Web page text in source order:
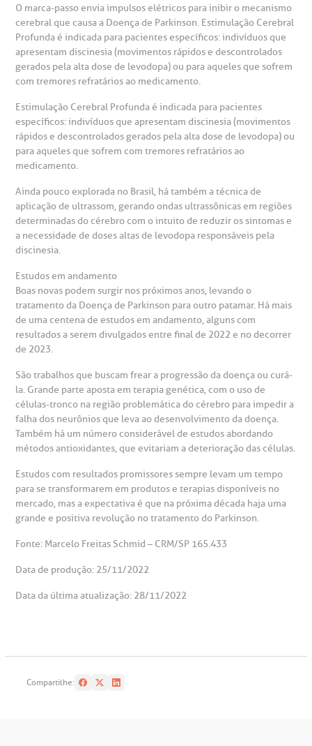
CEP: 01323-001 | Bela Vista
São Paulo - SP
Clínica Medicina da Mulher
Saiba mais
R. Colômbia, 332
CEP: 01438-000 | Jardim Paulista
São Paulo - SP
de Bioética
de Sangue
de órgãos
de cuidado
e perdidos
O marca-passo envia impulsos elétricos para inibir o mecanismo
cerebral que causa a Doença de Parkinson. Estimulação Cerebral
Profunda é indicada para pacientes específicos: indivíduos que
apresentam discinesia (movimentos rápidos e descontrolados
gerados pela alta dose de levodopa) ou para aqueles que sofrem
com tremores refratários ao medicamento.
Estimulação Cerebral Profunda é indicada para pacientes
específicos: indivíduos que apresentam discinesia (movimentos
rápidos e descontrolados gerados pela alta dose de levodopa) ou
para aqueles que sofrem com tremores refratários ao
medicamento.
Ainda pouco explorada no Brasil, há também a técnica de
aplicação de ultrassom, gerando ondas ultrassônicas em regiões
determinadas do cérebro com o intuito de reduzir os sintomas e
a necessidade de doses altas de levodopa responsáveis pela
discinesia.
Estudos em andamento
Boas novas podem surgir nos próximos anos, levando o
tratamento da Doença de Parkinson para outro patamar. Há mais
de uma centena de estudos em andamento, alguns com
resultados a serem divulgados entre final de 2022 e no decorrer
de 2023.
São trabalhos que buscam frear a progressão da doença ou curá-
la. Grande parte aposta em terapia genética, com o uso de
células-tronco na região problemática do cérebro para impedir a
falha dos neurônios que leva ao desenvolvimento da doença.
Também há um número considerável de estudos abordando
métodos antioxidantes, que evitariam a deterioração das células.
Estudos com resultados promissores sempre levam um tempo
para se transformarem em produtos e terapias disponíveis no
mercado, mas a expectativa é que na próxima década haja uma
grande e positiva revolução no tratamento do Parkinson.
Fonte: Marcelo Freitas Schmid – CRM/SP 165.433
Data de produção: 25/11/2022
Data da última atualização: 28/11/2022
Compartilhe: